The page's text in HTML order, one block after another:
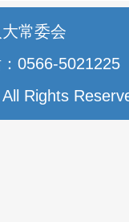
常委会
0566-5021225
Rights